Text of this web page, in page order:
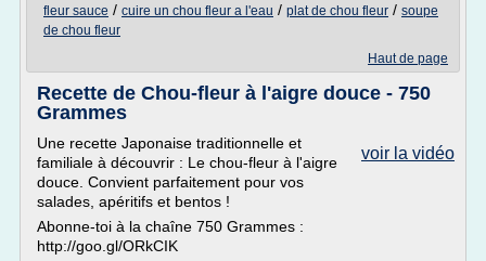
fleur sauce / cuire un chou fleur a l'eau / plat de chou fleur / soupe
de chou fleur
Haut de page
Recette de Chou-fleur à l'aigre douce - 750
Grammes
voir la vidéo
Une recette Japonaise traditionnelle et
familiale à découvrir : Le chou-fleur à l'aigre
douce. Convient parfaitement pour vos
salades, apéritifs et bentos !
Abonne-toi à la chaîne 750 Grammes :
http://goo.gl/ORkCIK